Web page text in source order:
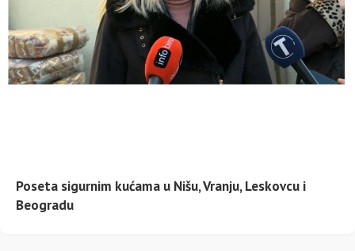
Poseta sigurnim kućama u Nišu, Vranju, Leskovcu i
Beogradu